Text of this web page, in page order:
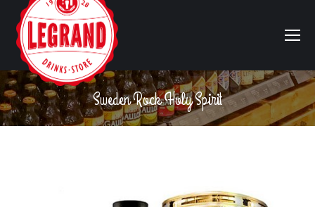
Sweden Rock Holy Spirit
Vous êtes ici :